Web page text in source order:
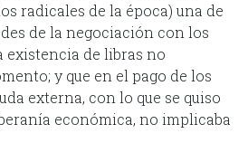
radicales de la época) una de
de la negociación con los
existencia de libras no
y que en el pago de los
externa, con lo que se quiso
económica, no implicaba